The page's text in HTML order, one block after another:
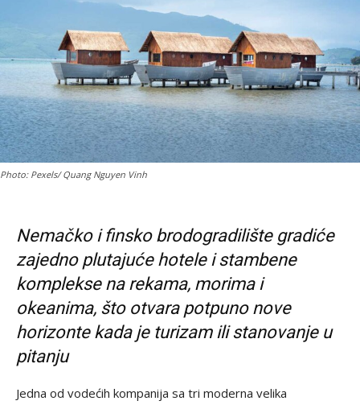
Photo: Pexels/ Quang Nguyen Vinh
Nemačko i finsko brodogradilište gradiće
zajedno plutajuće hotele i stambene
komplekse na rekama, morima i
okeanima, što otvara potpuno nove
horizonte kada je turizam ili stanovanje u
pitanju
Jedna od vodećih kompanija sa tri moderna velika